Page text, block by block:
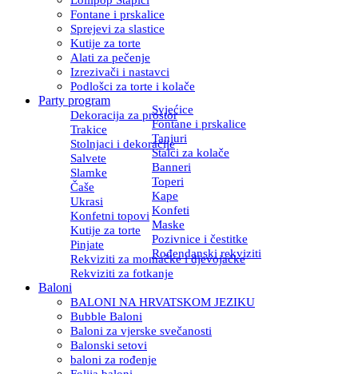
Fontane i prskalice
Sprejevi za slastice
Kutije za torte
Alati za pečenje
Izrezivači i nastavci
Podlošci za torte i kolače
Party program
Dekoracija za prostor
Svjećice
Trakice
Fontane i prskalice
Stolnjaci i dekoracije
Tanjuri
Salvete
Stalci za kolače
Slamke
Banneri
Čaše
Toperi
Ukrasi
Kape
Konfetni topovi Konfeti
Kutije za torte
Maske
Pinjate
Pozivnice i čestitke
Rekviziti za momačke i djevojačke
Rođendanski rekviziti
Rekviziti za fotkanje
Baloni
BALONI NA HRVATSKOM JEZIKU
Bubble Baloni
Baloni za vjerske svečanosti
Balonski setovi
baloni za rođenje